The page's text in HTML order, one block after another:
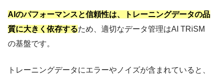
AIのパフォーマンスと信頼性は、トレーニングデータの品
質に大きく依存するため、適切なデータ管理はAI TRiSM
の基盤です。
トレーニングデータにエラーやノイズが含まれていると、